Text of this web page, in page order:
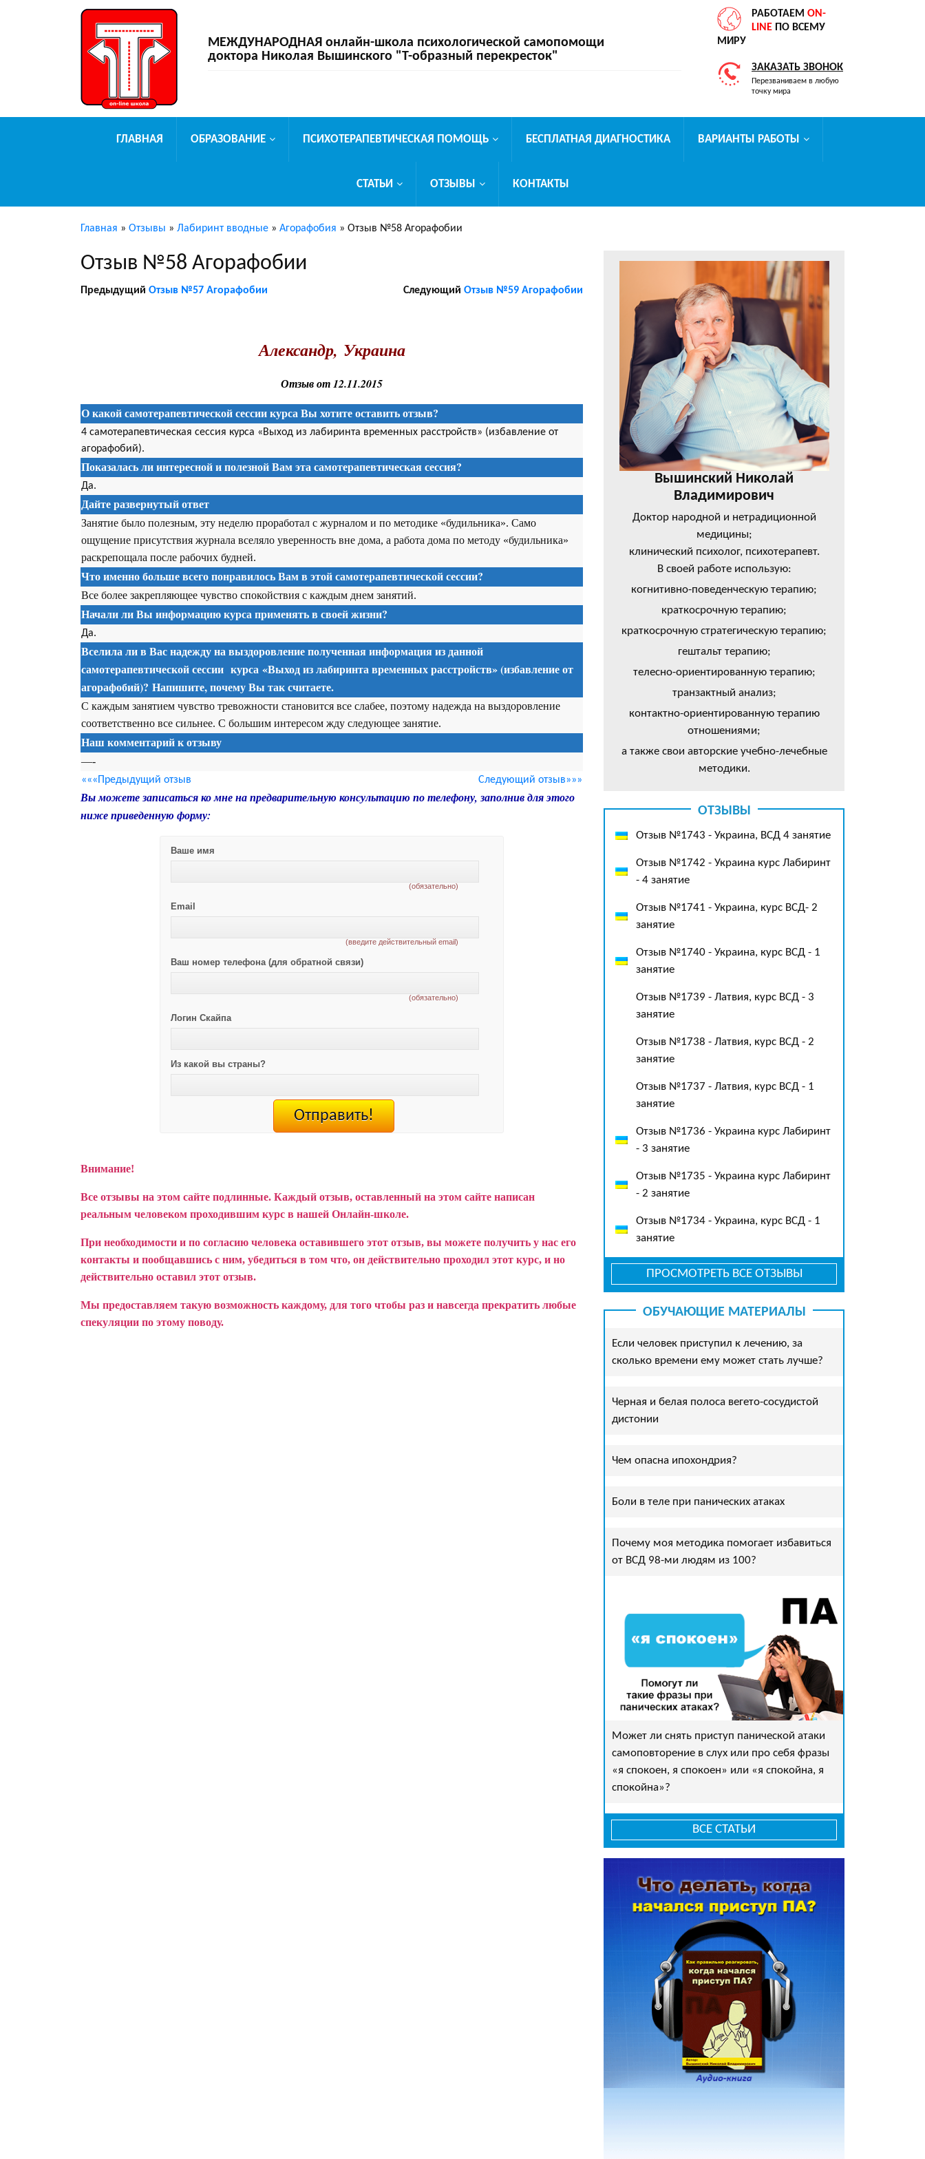
МЕЖДУНАРОДНАЯ онлайн-школа психологической самопомощи
доктора Николая Вышинского "Т-образный перекресток"
РАБОТАЕМ ON-
LINE ПО ВСЕМУ
МИРУ
ЗАКАЗАТЬ ЗВОНОК
Перезваниваем в любую
точку мира
ГЛАВНАЯ ОБРАЗОВАНИЕ ПСИХОТЕРАПЕВТИЧЕСКАЯ ПОМОЩЬ БЕСПЛАТНАЯ ДИАГНОСТИКА ВАРИАНТЫ РАБОТЫ
СТАТЬИ ОТЗЫВЫ КОНТАКТЫ
Главная » Отзывы » Лабиринт вводные » Агорафобия » Отзыв №58 Агорафобии
Отзыв №58 Агорафобии
Предыдущий Отзыв №57 Агорафобии Следующий Отзыв №59 Агорафобии
Александр, Украина
Отзыв от 12.11.2015
О какой самотерапевтической сессии курса Вы хотите оставить отзыв?
4 самотерапевтическая сессия курса «Выход из лабиринта временных расстройств» (избавление от
агорафобий).
Показалась ли интересной и полезной Вам этасамотерапевтическая сессия?
Да.
Дайте развернутый ответ
Занятие было полезным, эту неделю проработал с журналом и по методике «будильника». Само
ощущение присутствия журнала вселяло уверенность вне дома, а работа дома по методу «будильника»
раскрепощала после рабочих будней.
Что именно больше всего понравилось Вам в этойсамотерапевтической сессии?
Все более закрепляющее чувство спокойствия с каждым днем занятий.
Начали ли Вы информацию курса применять в своей жизни?
Да.
Вселила ли в Вас надежду на выздоровление полученная информация из данной
самотерапевтической сессии курса «Выход из лабиринта временных расстройств» (избавление от
агорафобий)? Напишите, почему Вы так считаете.
С каждым занятием чувство тревожности становится все слабее, поэтому надежда на выздоровление
соответственно все сильнее. С большим интересом жду следующее занятие.
Наш комментарий к отзыву
—-
«««Предыдущий отзыв Следующий отзыв»»»
Вы можете записаться ко мне на предварительную консультацию по телефону, заполнив для этого
ниже приведенную форму:
Ваше имя
(обязательно)
Email
(введите действительный email)
Ваш номер телефона (для обратной связи)
(обязательно)
Логин Скайпа
Из какой вы страны?
Внимание!
Все отзывы на этом сайте подлинные. Каждый отзыв, оставленный на этом сайте написан
реальным человеком проходившим курс в нашей Онлайн-школе.
При необходимости и по согласию человека оставившего этот отзыв, вы можете получить у нас его
контакты и пообщавшись с ним, убедиться в том что, он действительно проходил этот курс, и но
действительно оставил этот отзыв.
Мы предоставляем такую возможность каждому, для того чтобы раз и навсегда прекратить любые
спекуляции по этому поводу.
Вышинский Николай
Владимирович
Доктор народной и нетрадиционной
медицины;
клинический психолог, психотерапевт.
В своей работе использую:
когнитивно-поведенческую терапию;
краткосрочную терапию;
краткосрочную стратегическую терапию;
гештальт терапию;
телесно-ориентированную терапию;
транзактный анализ;
контактно-ориентированную терапию
отношениями;
а также свои авторские учебно-лечебные
методики.
ОТЗЫВЫ
Отзыв №1743 - Украина, ВСД 4 занятие
Отзыв №1742 - Украина курс Лабиринт
- 4 занятие
Отзыв №1741 - Украина, курс ВСД- 2
занятие
Отзыв №1740 - Украина, курс ВСД - 1
занятие
Отзыв №1739 - Латвия, курс ВСД - 3
занятие
Отзыв №1738 - Латвия, курс ВСД - 2
занятие
Отзыв №1737 - Латвия, курс ВСД - 1
занятие
Отзыв №1736 - Украина курс Лабиринт
- 3 занятие
Отзыв №1735 - Украина курс Лабиринт
- 2 занятие
Отзыв №1734 - Украина, курс ВСД - 1
занятие
ПРОСМОТРЕТЬ ВСЕ ОТЗЫВЫ
ОБУЧАЮЩИЕ МАТЕРИАЛЫ
Если человек приступил к лечению, за
сколько времени ему может стать лучше?
Черная и белая полоса вегето-сосудистой
дистонии
Чем опасна ипохондрия?
Боли в теле при панических атаках
Почему моя методика помогает избавиться
от ВСД 98-ми людям из 100?
Может ли снять приступ панической атаки
самоповторение в слух или про себя фразы
«я спокоен, я спокоен» или «я спокойна, я
спокойна»?
ВСЕ СТАТЬИ